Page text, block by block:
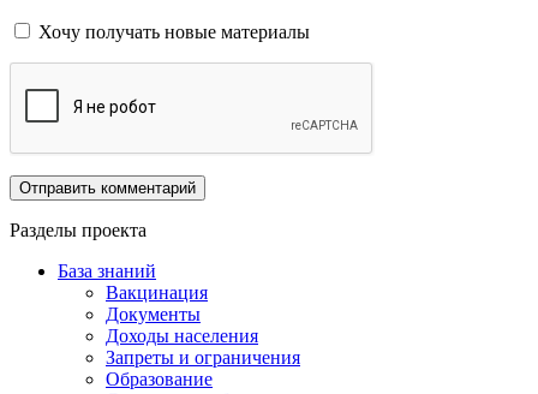
Хочу получать новые материалы
Разделы проекта
База знаний
Вакцинация
Документы
Доходы населения
Запреты и ограничения
Образование